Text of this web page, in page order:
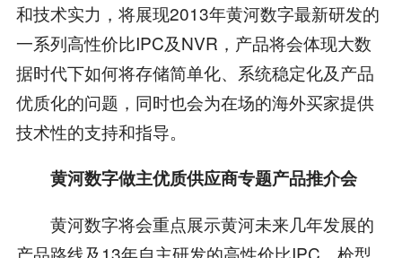
和技术实力，将展现2013年黄河数字最新研发的
一系列高性价比IPC及NVR，产品将会体现大数
据时代下如何将存储简单化、系统稳定化及产品
优质化的问题，同时也会为在场的海外买家提供
技术性的支持和指导。
黄河数字做主优质供应商专题产品推介会
黄河数字将会重点展示黄河未来几年发展的